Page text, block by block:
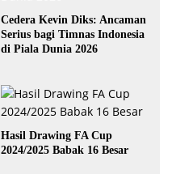
Cedera Kevin Diks: Ancaman
Serius bagi Timnas Indonesia
di Piala Dunia 2026
Hasil Drawing FA Cup
2024/2025 Babak 16 Besar